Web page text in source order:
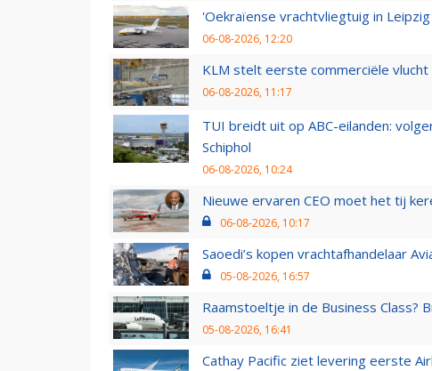
'Oekraïense vrachtvliegtuig in
06-08-2026, 12:20
KLM stelt eerste commerciële
06-08-2026, 11:17
TUI breidt uit op ABC-eilanden:
Schiphol
06-08-2026, 10:24
Nieuwe ervaren CEO moet het tij
06-08-2026, 10:17
Saoedi’s kopen vrachtafhandelaar
05-08-2026, 16:57
Raamstoeltje in de Business Class?
05-08-2026, 16:41
Cathay Pacific ziet levering eerste